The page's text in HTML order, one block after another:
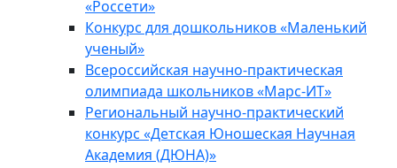
«Россети»
Конкурс для дошкольников «Маленький
ученый»
Всероссийская научно-практическая
олимпиада школьников «Марс-ИТ»
Региональный научно-практический
конкурс «Детская Юношеская Научная
Академия (ДЮНА)»